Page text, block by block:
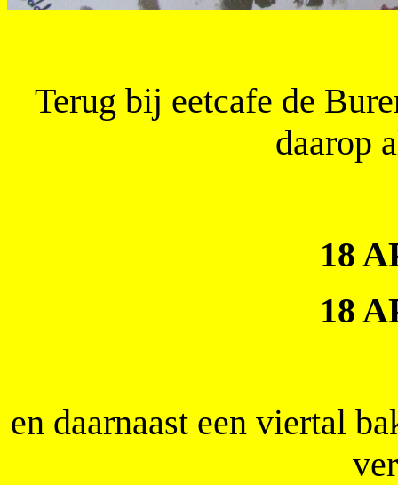
Terug bij eetcafe de
daarop
18
18
en daarnaast een viertal